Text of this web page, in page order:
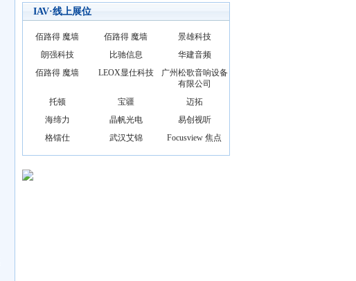
IAV·线上展位
佰路得 魔墙 佰路得 魔墙
景雄科技
朗强科技
比驰信息
华建音频
佰路得 魔墙
LEOX显仕科技
广州松歌音响设备
有限公司
托顿
宝疆
迈拓
海缔力
晶帆光电
易创视听
格镭仕
武汉艾锦 Focusview 焦点